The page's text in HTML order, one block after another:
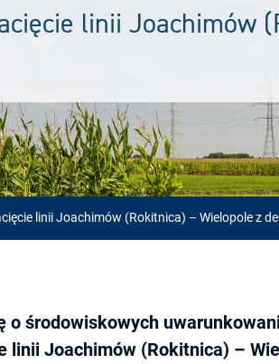
linii Joachimów
linii Joachimów (Rokitnica) – Wielopole z
o środowiskowych
linii Joachimów (Rokitnica) –